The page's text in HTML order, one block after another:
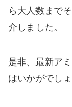
ら大人数まで
介しました。
是非、最新ア
はいかがでしょ